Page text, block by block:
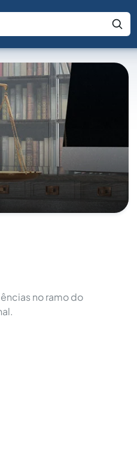
a IA Buscar no Jus
no ramo do